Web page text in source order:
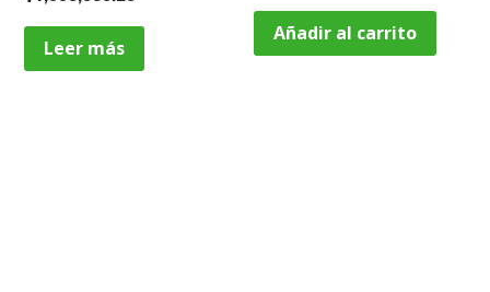
Leer más
Añadir al carrito